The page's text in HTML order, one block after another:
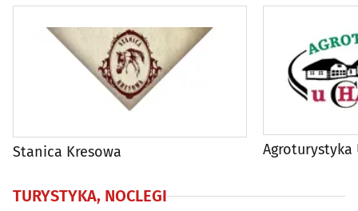
Stanica Kresowa Agroturystyka
TURYSTYKA, NOCLEGI